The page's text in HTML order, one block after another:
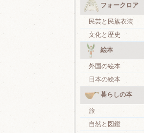
フォークロア
民芸と民族衣装
文化と歴史
絵本
外国の絵本
日本の絵本
暮らしの本
旅
自然と図鑑